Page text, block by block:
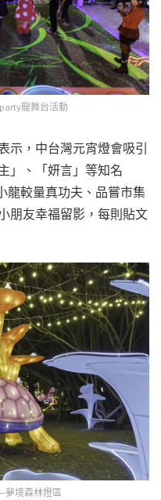
龍舞台活動
示，中台灣元宵燈會吸引
」、「妍言」等知名
龍較量真功夫、品嘗市集
朋友幸福留影，每則貼文
夢境森林燈區